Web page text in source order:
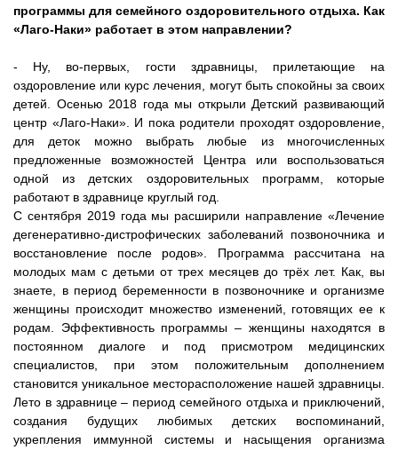
программы для семейного оздоровительного отдыха. Как
«Лаго-Наки» работает в этом направлении?
- Ну, во-первых, гости здравницы, прилетающие на
оздоровление или курс лечения, могут быть спокойны за своих
детей. Осенью 2018 года мы открыли Детский развивающий
центр «Лаго-Наки». И пока родители проходят оздоровление,
для деток можно выбрать любые из многочисленных
предложенные возможностей Центра или воспользоваться
одной из детских оздоровительных программ, которые
работают в здравнице круглый год.
С сентября 2019 года мы расширили направление «Лечение
дегенеративно-дистрофических заболеваний позвоночника и
восстановление после родов». Программа рассчитана на
молодых мам с детьми от трех месяцев до трёх лет. Как, вы
знаете, в период беременности в позвоночнике и организме
женщины происходит множество изменений, готовящих ее к
родам. Эффективность программы – женщины находятся в
постоянном диалоге и под присмотром медицинских
специалистов, при этом положительным дополнением
становится уникальное месторасположение нашей здравницы.
Лето в здравнице – период семейного отдыха и приключений,
создания будущих любимых детских воспоминаний,
укрепления иммунной системы и насыщения организма